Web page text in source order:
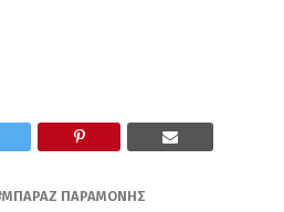
ΜΠΑΡΑΖ ΠΑΡΑΜΟΝΉΣ